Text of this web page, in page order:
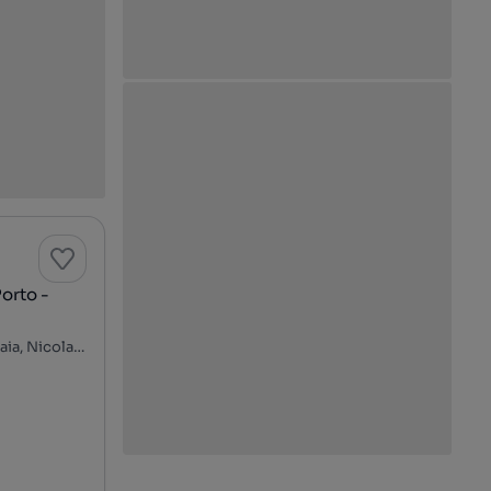
-
Rua 15 de Novembro, Boavista, Cedofeita, Ildefonso, Sé, Miragaia, Nicolau, Vitória, Porto, Porto